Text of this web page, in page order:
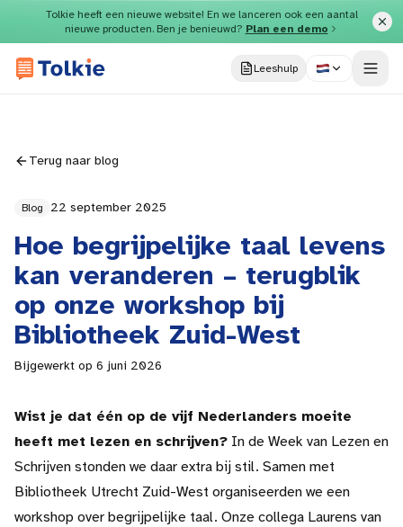
Direct naar inhoud
Tolkie heeft een nieuwe website! En we lanceren ook een aantal
nieuwe producten. Ben je benieuwd? Plan een demo
Leeshulp
Terug naar blog
Blog 22 september 2025
Hoe begrijpelijke taal levens
kan veranderen – terugblik
op onze workshop bij
Bibliotheek Zuid-West
Bijgewerkt op 6 juni 2026
Wist je dat één op de vijf Nederlanders moeite
heeft met lezen en schrijven? In de Week van Lezen en
Schrijven stonden we daar extra bij stil. Samen met
Bibliotheek Utrecht Zuid-West organiseerden we een
workshop over begrijpelijke taal. Onze collega Laurens van